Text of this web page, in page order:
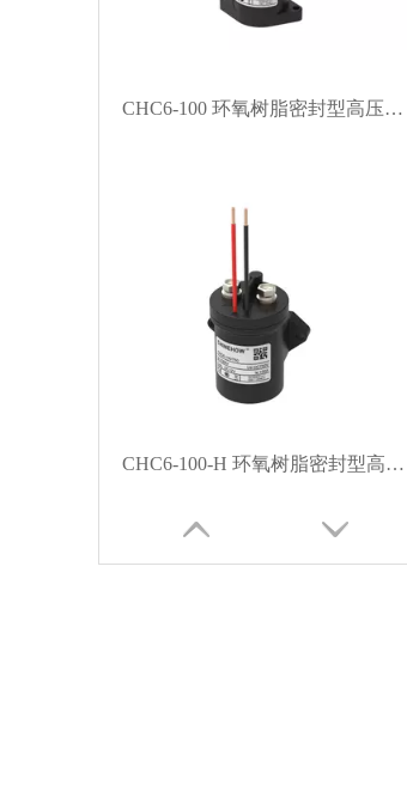
CHC6-100 环氧树脂密封型高压直流触点
CHC6-100-H 环氧树脂密封型高压直流触点